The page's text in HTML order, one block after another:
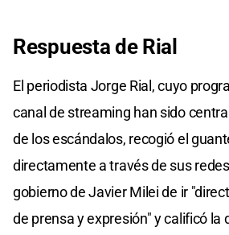
Respuesta de Rial
El periodista Jorge Rial, cuyo
canal de streaming han sido
de los escándalos, recogió el
directamente a través de sus
gobierno de Javier Milei de ir
de prensa y expresión" y calificó la